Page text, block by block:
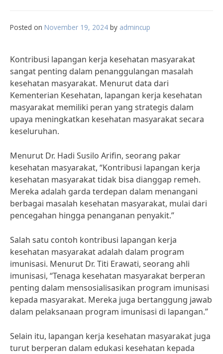
Posted on November 19, 2024 by admincup
Kontribusi lapangan kerja kesehatan masyarakat
sangat penting dalam penanggulangan masalah
kesehatan masyarakat. Menurut data dari
Kementerian Kesehatan, lapangan kerja kesehatan
masyarakat memiliki peran yang strategis dalam
upaya meningkatkan kesehatan masyarakat secara
keseluruhan.
Menurut Dr. Hadi Susilo Arifin, seorang pakar
kesehatan masyarakat, “Kontribusi lapangan kerja
kesehatan masyarakat tidak bisa dianggap remeh.
Mereka adalah garda terdepan dalam menangani
berbagai masalah kesehatan masyarakat, mulai dari
pencegahan hingga penanganan penyakit.”
Salah satu contoh kontribusi lapangan kerja
kesehatan masyarakat adalah dalam program
imunisasi. Menurut Dr. Titi Erawati, seorang ahli
imunisasi, “Tenaga kesehatan masyarakat berperan
penting dalam mensosialisasikan program imunisasi
kepada masyarakat. Mereka juga bertanggung jawab
dalam pelaksanaan program imunisasi di lapangan.”
Selain itu, lapangan kerja kesehatan masyarakat juga
turut berperan dalam edukasi kesehatan kepada